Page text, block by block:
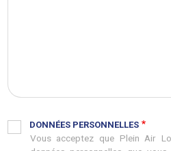
DONNÉES PERSONNELLES
Vous acceptez que Plein Air